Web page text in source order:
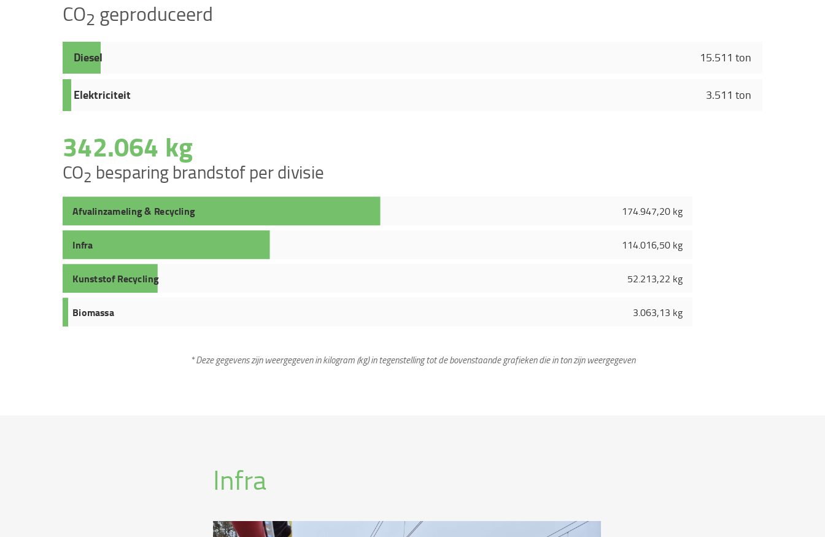
CO2 geproduceerd
Diesel 15.511 ton
Elektriciteit 3.511 ton
344.240 kg
CO2 besparing brandstof per divisie
Afvalinzameling & Recycling 174.947,20 kg
Infra 114.016,50 kg
Kunststof Recycling 52.213,22 kg
Biomassa 3.063,13 kg
* Deze gegevens zijn weergegeven in kilogram (kg) in tegenstelling tot de bovenstaande grafieken die in ton zijn weergegeven
Infra